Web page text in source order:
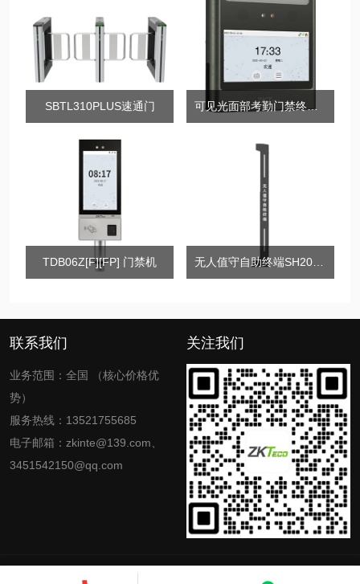
SBTL310PLUS速通门 可见光面部考勤门禁终端xFace360
TDB06Z[F][FP] 门禁机
联系我们
业务范围：全国 （核心价格优
势）
服务热线：13521755685
电子邮箱：zkinte@139.com、
3451542150@qq.com
关注我们
zkinte